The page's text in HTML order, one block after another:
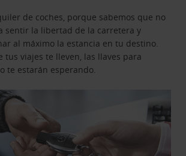
de coches, porque sabemos que no
sentir la libertad de la carretera y
al máximo la estancia en tu destino.
tus viajes te lleven, las llaves para
te estarán esperando.